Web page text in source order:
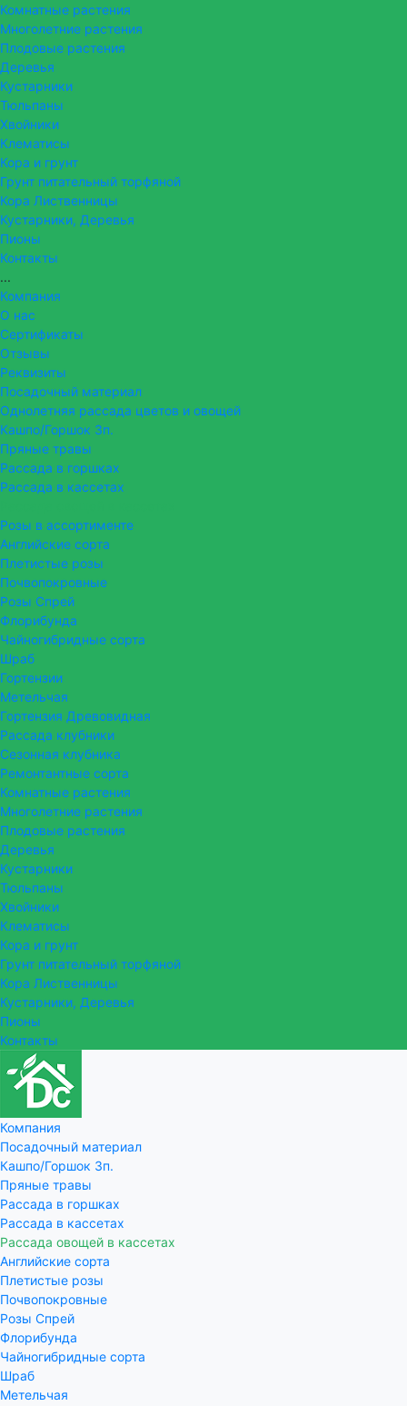
Комнатные растения
Многолетние растения
Плодовые растения
Деревья
Кустарники
Тюльпаны
Хвойники
Клематисы
Кора и грунт
Грунт питательный торфяной
Кора Лиственницы
Кустарники, Деревья
Пионы
Контакты
...
Компания
О нас
Сертификаты
Отзывы
Реквизиты
Посадочный материал
Однолетняя рассада цветов и овощей
Кашпо/Горшок 3п.
Пряные травы
Рассада в горшках
Рассада в кассетах
Розы в ассортименте
Английские сорта
Плетистые розы
Почвопокровные
Розы Спрей
Флорибунда
Чайногибридные сорта
Шраб
Гортензии
Метельчая
Гортензия Древовидная
Рассада клубники
Сезонная клубника
Ремонтантные сорта
Комнатные растения
Многолетние растения
Плодовые растения
Деревья
Кустарники
Тюльпаны
Хвойники
Клематисы
Кора и грунт
Грунт питательный торфяной
Кора Лиственницы
Кустарники, Деревья
Пионы
Контакты
Компания
Посадочный материал
Кашпо/Горшок 3п.
Пряные травы
Рассада в горшках
Рассада в кассетах
Рассада овощей в кассетах
Английские сорта
Плетистые розы
Почвопокровные
Розы Спрей
Флорибунда
Чайногибридные сорта
Шраб
Метельчая